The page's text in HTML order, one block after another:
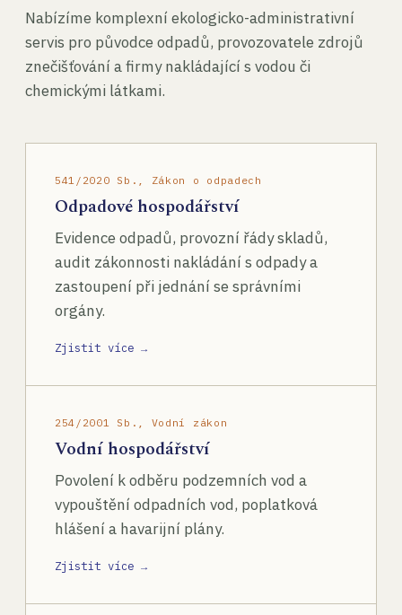
Nabízíme komplexní ekologicko-administrativní
servis pro původce odpadů, provozovatele zdrojů
znečišťování a firmy nakládající s vodou či
chemickými látkami.
541/2020 Sb., Zákon o odpadech
Odpadové hospodářství
Evidence odpadů, provozní řády skladů,
audit zákonnosti nakládání s odpady a
zastoupení při jednání se správními
orgány.
Zjistit více →
254/2001 Sb., Vodní zákon
Vodní hospodářství
Povolení k odběru podzemních vod a
vypouštění odpadních vod, poplatková
hlášení a havarijní plány.
Zjistit více →